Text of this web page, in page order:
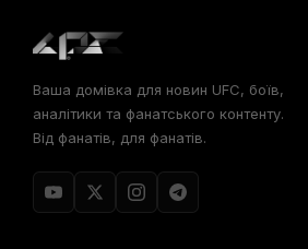
Ваша домівка для новин UFC, боїв,
аналітики та фанатського контенту.
Від фанатів, для фанатів.